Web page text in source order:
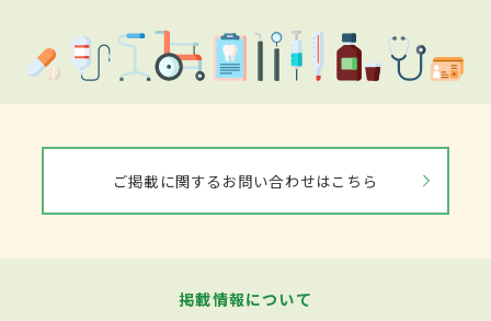
ご掲載に関するお問い合わせはこちら
掲載情報について